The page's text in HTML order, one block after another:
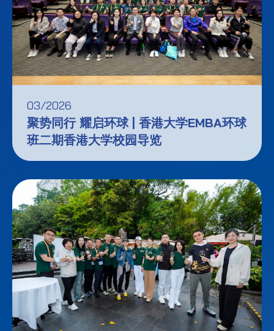
03/2026
聚势同行 耀启环球 | 香港大学EMBA环球
班二期香港大学校园导览